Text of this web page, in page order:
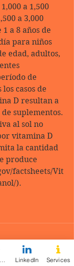
a 1,500
a 3,000
a 8 años de
para niños
edad, adultos,
de
casos de
D resultan a
de suplementos.
al sol no
vitamina D
la cantidad
produce
factsheets/Vit
).
LinkedIn Services